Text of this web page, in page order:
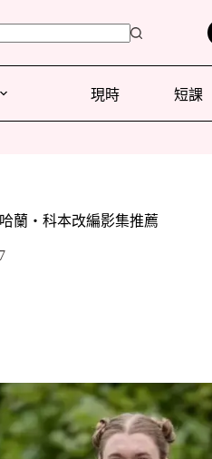
現時 短課
蘭・科本改編影集推薦